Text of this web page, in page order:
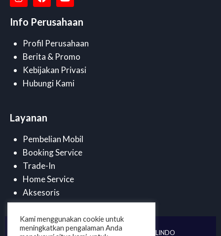
Info Perusahaan
Profil Perusahaan
Berita & Promo
Kebijakan Privasi
Hubungi Kami
Layanan
Pembelian Mobil
Booking Service
Trade-In
Home Service
Aksesoris
©2025 . PT DUTA CENDANA MOBILINDO
Kami menggunakan cookie untuk
meningkatkan pengalaman Anda